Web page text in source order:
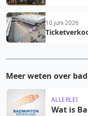
10 juni 2026
Meer weten over
ALLERLEI
Wat is